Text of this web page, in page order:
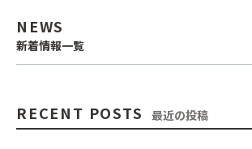
NEWS
新着情報一覧
RECENT POSTS 最近の投稿